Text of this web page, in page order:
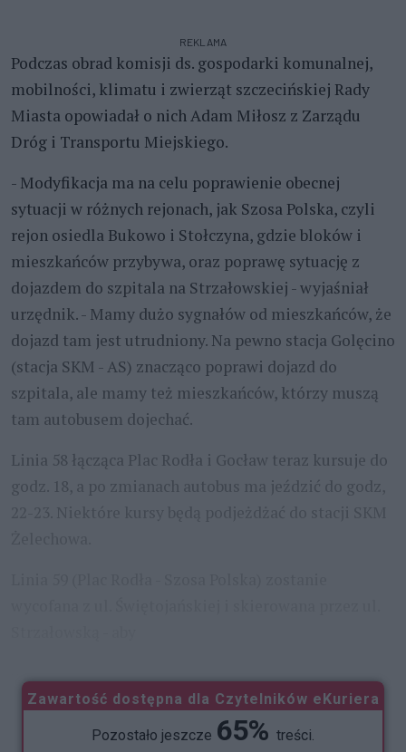
REKLAMA
Podczas obrad komisji ds. gospodarki komunalnej,
mobilności, klimatu i zwierząt szczecińskiej Rady
Miasta opowiadał o nich Adam Miłosz z Zarządu
Dróg i Transportu Miejskiego.
- Modyfikacja ma na celu poprawienie obecnej
sytuacji w różnych rejonach, jak Szosa Polska, czyli
rejon osiedla Bukowo i Stołczyna, gdzie bloków i
mieszkańców przybywa, oraz poprawę sytuację z
dojazdem do szpitala na Strzałowskiej - wyjaśniał
urzędnik. - Mamy dużo sygnałów od mieszkańców, że
dojazd tam jest utrudniony. Na pewno stacja Golęcino
(stacja SKM - AS) znacząco poprawi dojazd do
szpitala, ale mamy też mieszkańców, którzy muszą
tam autobusem dojechać.
Linia 58 łącząca Plac Rodła i Gocław teraz kursuje do
godz. 18, a po zmianach autobus ma jeździć do godz,
Zawartość dostępna dla Czytelników eKuriera
Pozostało jeszcze 65% treści.